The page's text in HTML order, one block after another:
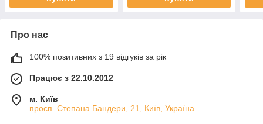
Про нас
100% позитивних з 19 відгуків за рік
Працює з 22.10.2012
м. Київ
просп. Степана Бандери, 21, Київ, Україна